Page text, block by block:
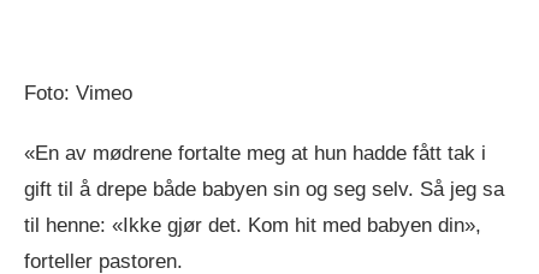
Foto: Vimeo
«En av mødrene fortalte meg at hun hadde fått tak i
gift til å drepe både babyen sin og seg selv. Så jeg sa
til henne: «Ikke gjør det. Kom hit med babyen din»,
forteller pastoren.